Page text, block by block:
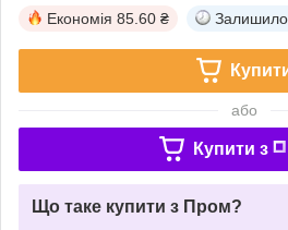
Економія 85.60 ₴
або
Купити з
Що таке купити з Пром?